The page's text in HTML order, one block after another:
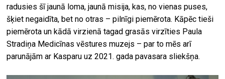
radusies šī jaunā loma, jaunā misija, kas, no vienas puses,
šķiet negaidīta, bet no otras – pilnīgi piemērota. Kāpēc tieši
piemērota un kādā virzienā tagad grasās virzīties Paula
Stradiņa Medicīnas vēstures muzejs – par to mēs arī
parunājām ar Kasparu uz 2021. gada pavasara sliekšņa.